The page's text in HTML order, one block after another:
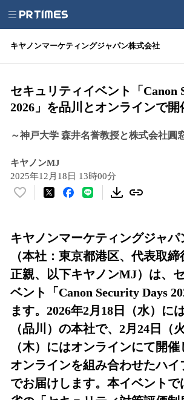
キヤノンマーケティングジャパン株式会社
セキュリティイベント「Canon
2026」を品川とオンラインで開
～神戸大学 森井名誉教授と株式会社圓
キヤノンMJ
2025年12月18日 13時00分
い
！
数
を
読
み
込
み
中
で
す
キヤノンマーケティングジャパ
（本社：東京都港区、代表取
正親、以下キヤノンMJ）は、
ベント「Canon Security Days
ます。2026年2月18日（水）に
（品川）の本社で、2月24日（
（木）にはオンラインにて開
オンラインを組み合わせたハイ
でお届けします。本イベントで